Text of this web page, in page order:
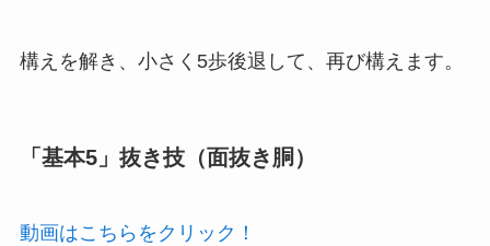
構えを解き、小さく5歩後退して、再び構えます。
「基本5」抜き技（面抜き胴）
動画はこちらをクリック！